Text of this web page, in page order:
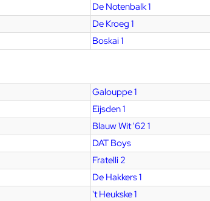
De Notenbalk 1
De Kroeg 1
Boskai 1
Galouppe 1
Eijsden 1
Blauw Wit '62 1
DAT Boys
Fratelli 2
De Hakkers 1
't Heukske 1